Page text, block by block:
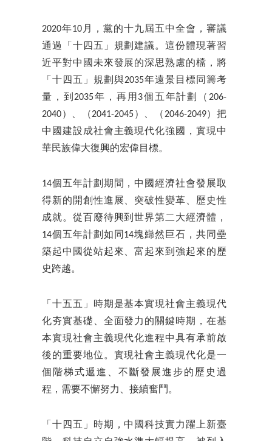
2020年10月，黨的十九屆五中全會，審議
通過「十四五」規劃建議。這份體現著習
近平對中國未來發展的深思熟慮的檔，將
「十四五」規劃與2035年遠景目標同籌考
量，到2035年，再用3個五年計劃（206-
2040）、（2041-2045）、（2046-2049）把
中國建設成社會主義現代化強國，實現中
華民族偉大復興的宏偉目標。
14個五年計劃期間，中國經濟社會發展取
得新的開創性進展、突破性變革、歷史性
成就。從百廢待興到世界第二大經濟體，
14個五年計劃如同14塊巋然巨石，共同壘
築起中國從站起來、富起來到強起來的歷
史跨越。
「十五五」時期是基本實現社會主義現代
化夯實基礎、全面發力的關鍵時期，在基
本實現社會主義現代化進程中具有承前啟
後的重要地位。實現社會主義現代化是一
個階梯式遞進、不斷發展進步的歷史過
程，需要不懈努力、接續奮鬥。
「十四五」時期，中國科技實力躍上新臺